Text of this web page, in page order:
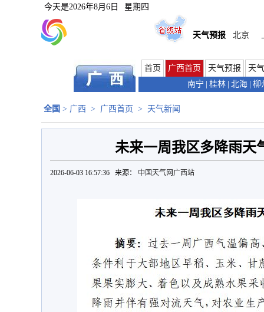
今天是2026年8月6日 星期四
天气预报 北京
首页 广西首页 天气预报
天
南宁
桂林 北海 柳
全国 > 广西 > 广西首页 > 天气新闻
未来一周我区多降雨天
2026-06-03 16:57:36 来源： 中国天气网广西站